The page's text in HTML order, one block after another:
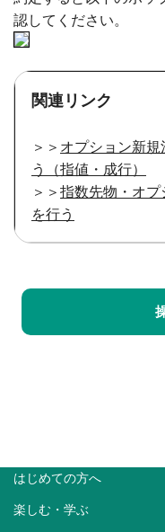
認してください。
関連リンク
＞＞ オプション新
う（指値・成行）
＞＞ 指数先物・オプ
を行う
はじめての方へ
楽しむ・学ぶ